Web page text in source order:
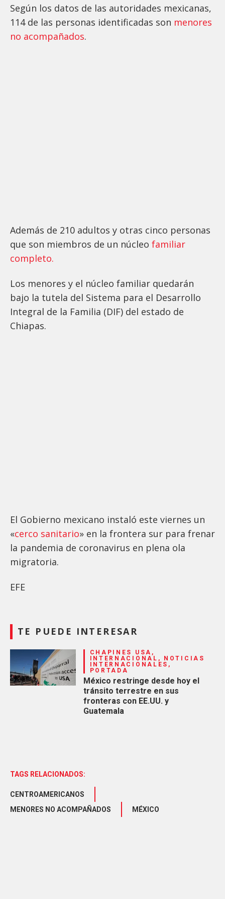
Según los datos de las autoridades mexicanas,
114 de las personas identificadas son menores
no acompañados.
Además de 210 adultos y otras cinco personas
que son miembros de un núcleo familiar
completo.
Los menores y el núcleo familiar quedarán
bajo la tutela del Sistema para el Desarrollo
Integral de la Familia (DIF) del estado de
Chiapas.
El Gobierno mexicano instaló este viernes un
«cerco sanitario» en la frontera sur para frenar
la pandemia de coronavirus en plena ola
migratoria.
EFE
TE PUEDE INTERESAR
CHAPINES USA,
INTERNACIONAL, NOTICIAS
INTERNACIONALES,
PORTADA
México restringe desde hoy el
tránsito terrestre en sus
fronteras con EE.UU. y
Guatemala
TAGS RELACIONADOS:
CENTROAMERICANOS
MENORES NO ACOMPAÑADOS
MÉXICO